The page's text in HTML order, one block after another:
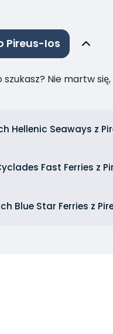
Pireus-Ios
Nie martw
Hellenic Seaways z
Fast Ferries z
Blue Star Ferries z